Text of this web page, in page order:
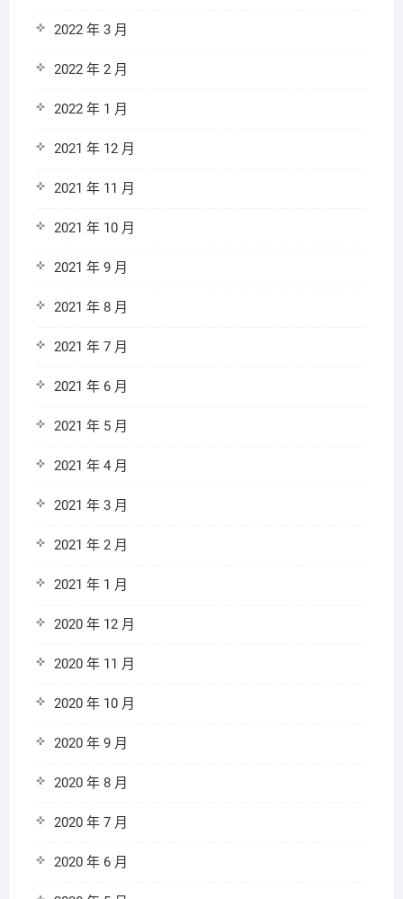
2022 年 3 月
2022 年 2 月
2022 年 1 月
2021 年 12 月
2021 年 11 月
2021 年 10 月
2021 年 9 月
2021 年 8 月
2021 年 7 月
2021 年 6 月
2021 年 5 月
2021 年 4 月
2021 年 3 月
2021 年 2 月
2021 年 1 月
2020 年 12 月
2020 年 11 月
2020 年 10 月
2020 年 9 月
2020 年 8 月
2020 年 7 月
2020 年 6 月